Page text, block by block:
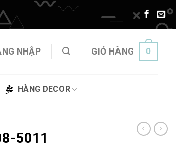
NHẬP GIỎ HÀNG 0
HÀNG DECOR
5011